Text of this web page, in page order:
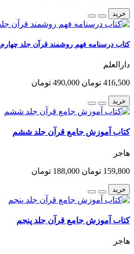
خرید
کتاب درسنامه فهم روشمند قرآن جلد چهارم
دارالعلم
416,500 تومان 490,000 تومان
خرید
کتاب آموزش جامع قرآن جلد ششم
هاجر
159,800 تومان 188,000 تومان
خرید
کتاب آموزش جامع قرآن جلد پنجم
هاجر